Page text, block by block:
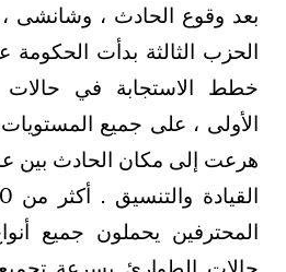
بعد وقوع الحادث ، وشانشى
الحزب الثالثة بدأت
خطط الاستجابة في حالات
الأولى ، على جميع
هرعت إلى مكان الحادث بين
المحترفين يحملون جميع